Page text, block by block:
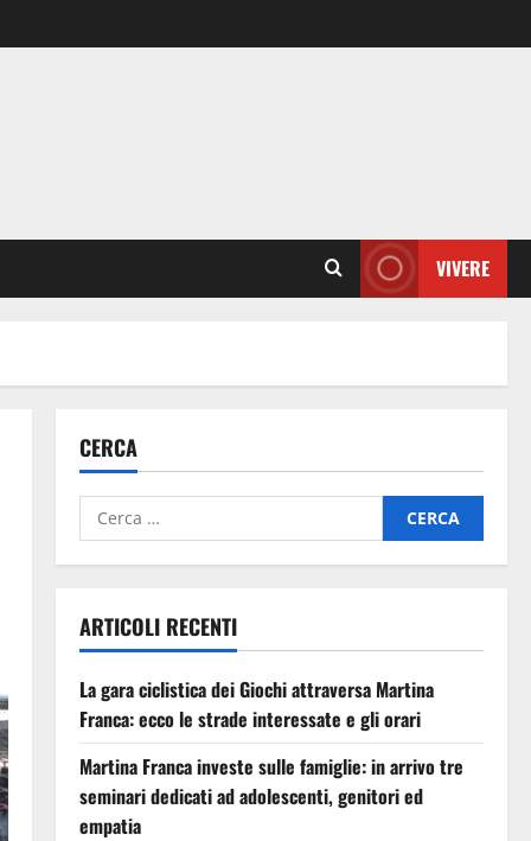
VIVERE
CERCA
ARTICOLI RECENTI
La gara ciclistica dei Giochi attraversa Martina
Franca: ecco le strade interessate e gli orari
Martina Franca investe sulle famiglie: in arrivo tre
seminari dedicati ad adolescenti, genitori ed
empatia